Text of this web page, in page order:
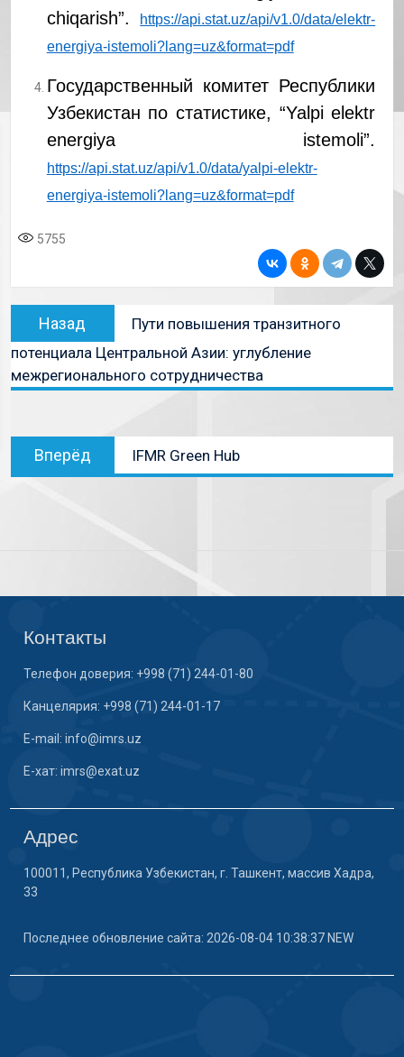
chiqarish”.
https://api.stat.uz/api/v1.0/data/elektr-
energiya-istemoli?lang=uz&format=pdf
Государственный комитет Республики
Узбекистан по статистике, “Yalpi elektr
energiya istemoli”.
https://api.stat.uz/api/v1.0/data/yalpi-elektr-
energiya-istemoli?lang=uz&format=pdf
5755
Назад
Пути повышения транзитного
потенциала Центральной Азии: углубление
межрегионального сотрудничества
Вперёд IFMR Green Hub
Контакты
Телефон доверия: +998 (71) 244-01-80
Канцелярия: +998 (71) 244-01-17
E-mail: info@imrs.uz
E-хат: imrs@exat.uz
Адрес
100011, Республика Узбекистан, г. Ташкент, массив Хадра,
33
Последнее обновление сайта: 2026-08-04 10:38:37 NEW